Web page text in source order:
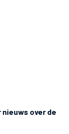
over de